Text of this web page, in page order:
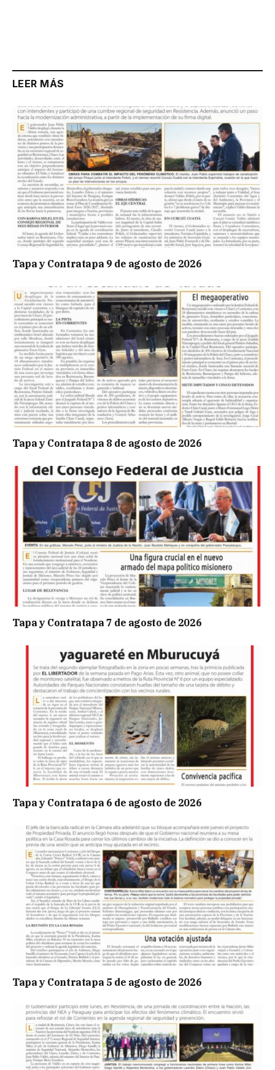
LEER MÁS
Tapa y Contratapa 9 de agosto de 2026
Tapa y Contratapa 8 de agosto de 2026
Tapa y Contratapa 7 de agosto de 2026
Tapa y Contratapa 6 de agosto de 2026
Tapa y Contratapa 5 de agosto de 2026